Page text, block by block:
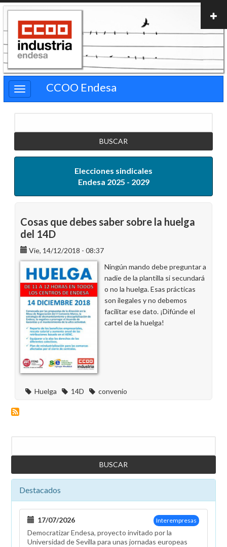
Pasar
contenido
principal
CCOO Endesa
Elecciones sindicales
Endesa 2025 - 2029
Cosas que debes saber sobre la huelga
del 14D
Vie, 14/12/2018 - 08:37
Ningún mando debe preguntar a
nadie de la plantilla si secundará
o no la huelga. Esas prácticas
son ilegales y no debemos
facilitar ese dato. ¡Difúnde el
cartel de la huelga!
Huelga 14D convenio
Destacados
Interempresas
17/07/2026
Democratizar Endesa, proyecto invitado por la
Universidad de Sevilla para unas jornadas europeas